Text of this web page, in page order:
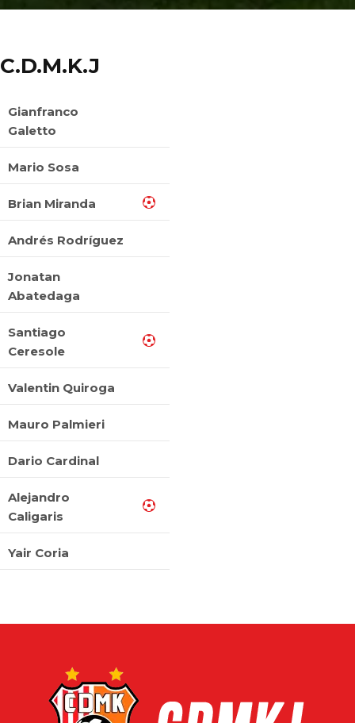
C.D.M.K.J
Gianfranco
Galetto
Mario Sosa
Brian Miranda
Andrés Rodríguez
Jonatan
Abatedaga
Santiago
Ceresole
Valentin Quiroga
Mauro Palmieri
Dario Cardinal
Alejandro
Caligaris
Yair Coria